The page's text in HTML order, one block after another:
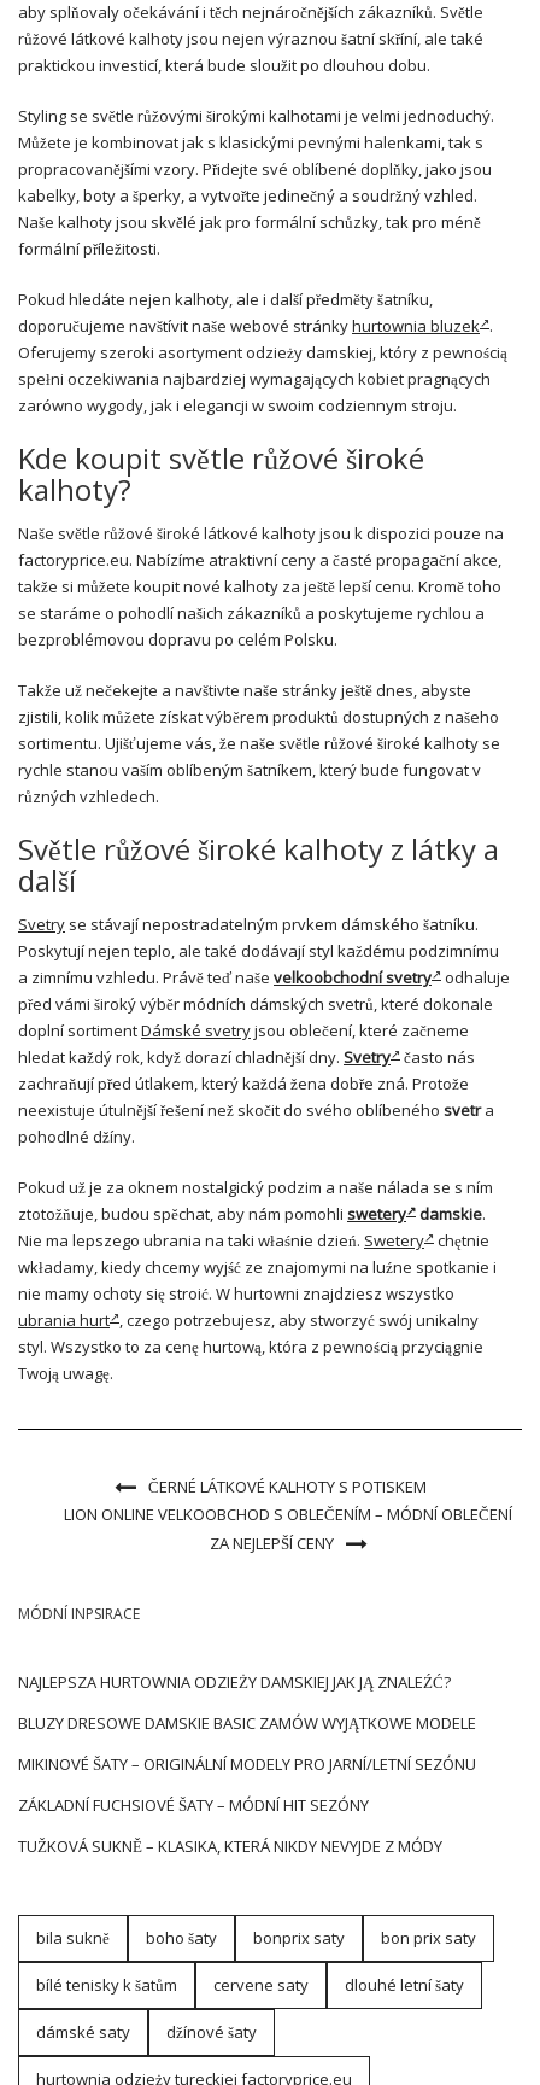
aby splňovaly očekávání i těch nejnáročnějších zákazníků. Světle
růžové látkové kalhoty jsou nejen výraznou šatní skříní, ale také
praktickou investicí, která bude sloužit po dlouhou dobu.
Styling se světle růžovými širokými kalhotami je velmi jednoduchý.
Můžete je kombinovat jak s klasickými pevnými halenkami, tak s
propracovanějšími vzory. Přidejte své oblíbené doplňky, jako jsou
kabelky, boty a šperky, a vytvořte jedinečný a soudržný vzhled.
Naše kalhoty jsou skvělé jak pro formální schůzky, tak pro méně
formální příležitosti.
Pokud hledáte nejen kalhoty, ale i další předměty šatníku,
doporučujeme navštívit naše webové stránkyhurtownia bluzek .
Oferujemy szeroki asortyment odzieży damskiej, który z pewnością
spełni oczekiwania najbardziej wymagających kobiet pragnących
zarówno wygody, jak i elegancji w swoim codziennym stroju.
Kde koupit světle růžové široké
kalhoty?
Naše světle růžové široké látkové kalhoty jsou k dispozici pouze na
factoryprice.eu. Nabízíme atraktivní ceny a časté propagační akce,
takže si můžete koupit nové kalhoty za ještě lepší cenu. Kromě toho
se staráme o pohodlí našich zákazníků a poskytujeme rychlou a
bezproblémovou dopravu po celém Polsku.
Takže už nečekejte a navštivte naše stránky ještě dnes, abyste
zjistili, kolik můžete získat výběrem produktů dostupných z našeho
sortimentu. Ujišťujeme vás, že naše světle růžové široké kalhoty se
rychle stanou vaším oblíbeným šatníkem, který bude fungovat v
různých vzhledech.
Světle růžové široké kalhoty z látky a
další
Svetry se stávají nepostradatelným prvkem dámského šatníku.
Poskytují nejen teplo, ale také dodávají styl každému podzimnímu
a zimnímu vzhledu. Právě teď naše velkoobchodní svetry
odhaluje
před vámi široký výběr módních dámských svetrů, které dokonale
doplní sortimentDámské svetryjsou oblečení, které začneme
hledat každý rok, když dorazí chladnější dny. Svetry
často nás
zachraňují před útlakem, který každá žena dobře zná. Protože
neexistuje útulnější řešení než skočit do svého oblíbeného svetra
pohodlné džíny.
Pokud už je za oknem nostalgický podzim a naše nálada se s ním
ztotožňuje, budou spěchat, aby nám pomohli swetery damskie.
Nie ma lepszego ubrania na taki właśnie dzień. Swetery
chętnie
wkładamy, kiedy chcemy wyjść ze znajomymi na luźne spotkanie i
nie mamy ochoty się stroić. W hurtowni znajdziesz wszystko
ubrania hurt , czego potrzebujesz, aby stworzyć swój unikalny
styl. Wszystko to za cenę hurtową, która z pewnością przyciągnie
Twoją uwagę.
ČERNÉ LÁTKOVÉ KALHOTY S POTISKEM
LION ONLINE VELKOOBCHOD S OBLEČENÍM – MÓDNÍ OBLEČENÍ
ZA NEJLEPŠÍ CENY
MÓDNÍ INPSIRACE
NAJLEPSZA HURTOWNIA ODZIEŻY DAMSKIEJ JAK JĄ ZNALEŹĆ?
BLUZY DRESOWE DAMSKIE BASIC ZAMÓW WYJĄTKOWE MODELE
MIKINOVÉ ŠATY – ORIGINÁLNÍ MODELY PRO JARNÍ/LETNÍ SEZÓNU
ZÁKLADNÍ FUCHSIOVÉ ŠATY – MÓDNÍ HIT SEZÓNY
TUŽKOVÁ SUKNĚ – KLASIKA, KTERÁ NIKDY NEVYJDE Z MÓDY
bila sukně boho šaty bonprix saty bon prix saty
bílé tenisky k šatům cervene saty dlouhé letní šaty
dámské saty džínové šaty
hurtownia odzieży tureckiej factoryprice.eu